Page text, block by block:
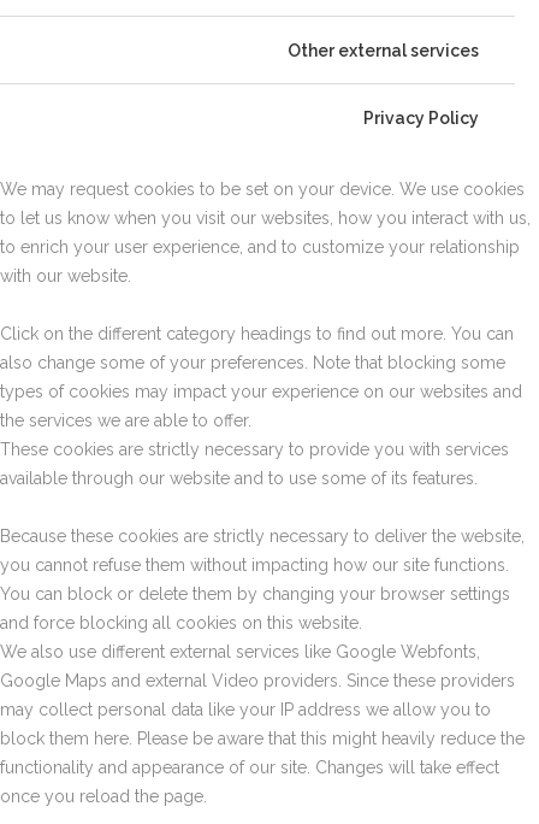
Other external services
Privacy Policy
We may request cookies to be set on your device. We use cookies
to let us know when you visit our websites, how you interact with us,
to enrich your user experience, and to customize your relationship
with our website.
Click on the different category headings to find out more. You can
also change some of your preferences. Note that blocking some
types of cookies may impact your experience on our websites and
the services we are able to offer.
These cookies are strictly necessary to provide you with services
available through our website and to use some of its features.
Because these cookies are strictly necessary to deliver the website,
you cannot refuse them without impacting how our site functions.
You can block or delete them by changing your browser settings
and force blocking all cookies on this website.
We also use different external services like Google Webfonts,
Google Maps and external Video providers. Since these providers
may collect personal data like your IP address we allow you to
block them here. Please be aware that this might heavily reduce the
functionality and appearance of our site. Changes will take effect
once you reload the page.